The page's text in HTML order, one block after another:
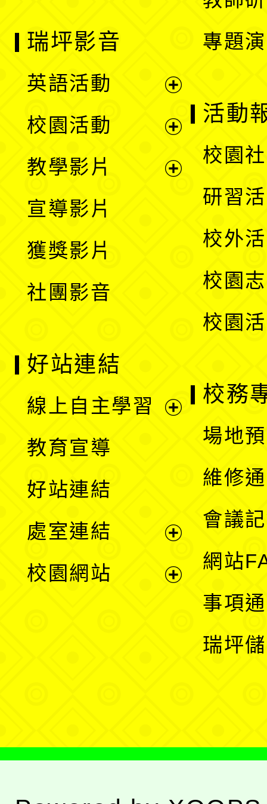
專題
瑞坪影音
英語活動
選
校園活動
教學影片
宣導影片
獲獎影片
社團影音
活動
校園
研習
校外
校園
校園
好站連結
線上自主學習
單
教育宣導
好站連結
處室連結
校園網站
校務
場地
維修
會議
網站
事項
瑞坪